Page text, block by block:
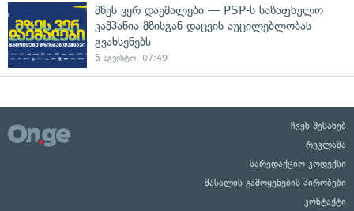
მზეს ვერ დაემალები — PSP-ს საზაფხულო
კამპანია მზისგან დაცვის აუცილებლობას
გვახსენებს
5 აგვისტო, 07:49
ჩვენ შესახებ
რეკლამა
სარედაქციო კოდექსი
მასალის გამოყენების პირობები
კონტაქტი